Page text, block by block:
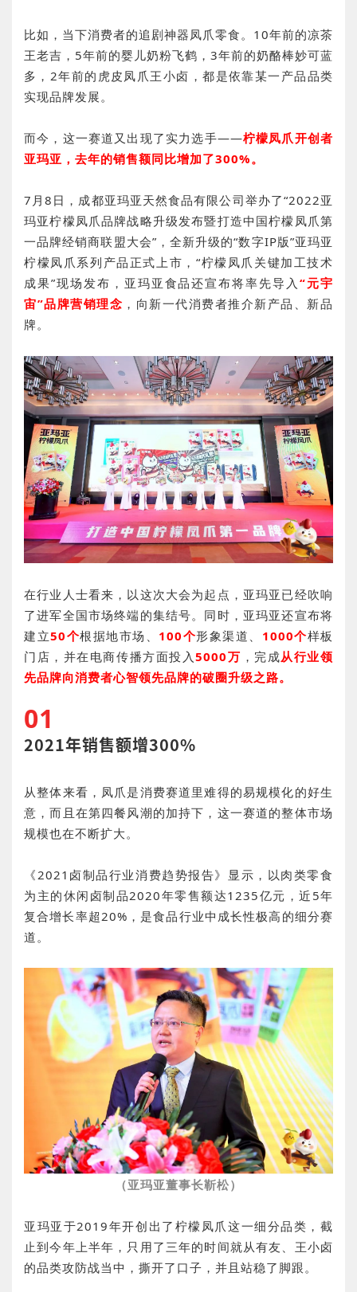
比如，当下消费者的追剧神器凤爪零食。10年前的凉茶
王老吉，5年前的婴儿奶粉飞鹤，3年前的奶酪棒妙可蓝
多，2年前的虎皮凤爪王小卤，都是依靠某一产品品类
实现品牌发展。
而今，这一赛道又出现了实力选手——柠檬凤爪开创者
亚玛亚，去年的销售额同比增加了300%。
7月8日，成都亚玛亚天然食品有限公司举办了“2022亚
玛亚柠檬凤爪品牌战略升级发布暨打造中国柠檬凤爪第
一品牌经销商联盟大会”，全新升级的“数字IP版”亚玛亚
柠檬凤爪系列产品正式上市，“柠檬凤爪关键加工技术
成果”现场发布，亚玛亚食品还宣布将率先导入“元宇
宙”品牌营销理念 ，向新一代消费者推介新产品、新品
牌。
在行业人士看来，以这次大会为起点，亚玛亚已经吹响
了进军全国市场终端的集结号。同时，亚玛亚还宣布将
建立50个根据地市场、 100个形象渠道、 1000个样板
门店，并在电商传播方面投入5000万 ，完成从行业领
先品牌向消费者心智领先品牌的破圈升级之路。
01
2021年销售额增300%
从整体来看，凤爪是消费赛道里难得的易规模化的好生
意，而且在第四餐风潮的加持下，这一赛道的整体市场
规模也在不断扩大。
《2021卤制品行业消费趋势报告》显示，以肉类零食
为主的休闲卤制品2020年零售额达1235亿元，近5年
复合增长率超20%，是食品行业中成长性极高的细分赛
道。
（亚玛亚董事长靳松）
亚玛亚于2019年开创出了柠檬凤爪这一细分品类，截
止到今年上半年，只用了三年的时间就从有友、王小卤
的品类攻防战当中，撕开了口子，并且站稳了脚跟。